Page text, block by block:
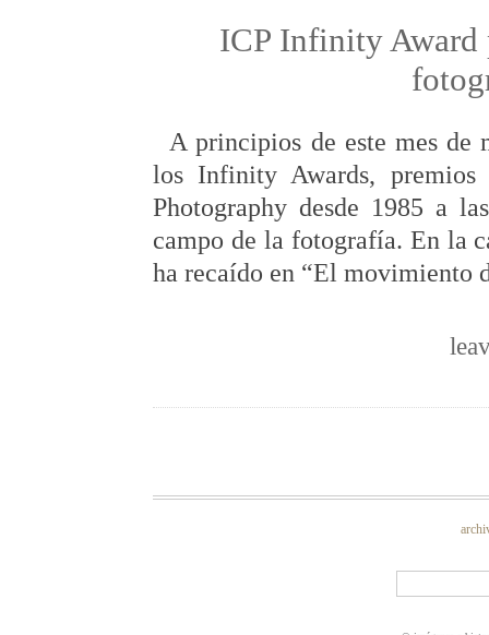
ICP Infinity Award
A principios de este mes de
los Infinity Awards,
Photography desde 1985 a
campo de la fotografía. En la
ha recaído en “El